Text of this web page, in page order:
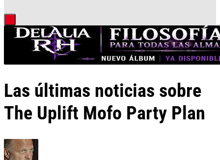
Las últimas noticias sobre
The Uplift Mofo Party Plan